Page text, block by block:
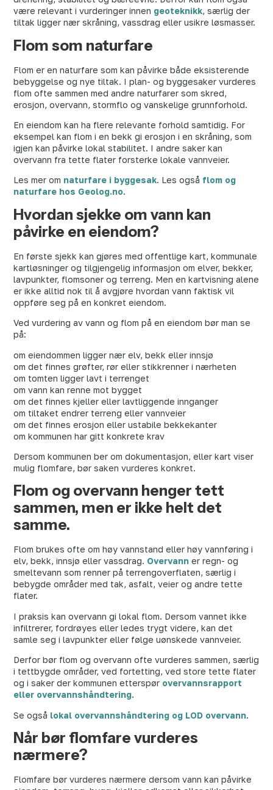
være relevant i vurderinger innen geoteknikk, særlig der
tiltak ligger nær skråning, vassdrag eller usikre løsmasser.
Flom som naturfare
Flom er en naturfare som kan påvirke både eksisterende
bebyggelse og nye tiltak. I plan- og byggesaker vurderes
flom ofte sammen med andre naturfarer som skred,
erosjon, overvann, stormflo og vanskelige grunnforhold.
En eiendom kan ha flere relevante forhold samtidig. For
eksempel kan flom i en bekk gi erosjon i en skråning, som
igjen kan påvirke lokal stabilitet. I andre saker kan
overvann fra tette flater forsterke lokale vannveier.
Les mer om naturfare i byggesak. Les også flom og
naturfare hos Geolog.no.
Hvordan sjekke om vann kan
påvirke en eiendom?
En første sjekk kan gjøres med offentlige kart, kommunale
kartløsninger og tilgjengelig informasjon om elver, bekker,
lavpunkter, flomsoner og terreng. Men en kartvisning alene
er ikke alltid nok til å avgjøre hvordan vann faktisk vil
oppføre seg på en konkret eiendom.
Ved vurdering av vann og flom på en eiendom bør man se
på:
om eiendommen ligger nær elv, bekk eller innsjø
om det finnes grøfter, rør eller stikkrenner i nærheten
om tomten ligger lavt i terrenget
om vann kan renne mot bygget
om det finnes kjeller eller lavtliggende innganger
om tiltaket endrer terreng eller vannveier
om det finnes erosjon eller ustabile bekkekanter
om kommunen har gitt konkrete krav
Dersom kommunen ber om dokumentasjon, eller kart viser
mulig flomfare, bør saken vurderes konkret.
Flom og overvann henger tett
sammen, men er ikke helt det
samme.
Flom brukes ofte om høy vannstand eller høy vannføring i
elv, bekk, innsjø eller vassdrag. Overvann er regn- og
smeltevann som renner på terrengoverflaten, særlig i
bebygde områder med tak, asfalt, veier og andre tette
flater.
I praksis kan overvann gi lokal flom. Dersom vannet ikke
infiltrerer, fordrøyes eller ledes trygt videre, kan det
samle seg i lavpunkter eller følge uønskede vannveier.
Derfor bør flom og overvann ofte vurderes sammen, særlig
i tettbygde områder, ved fortetting, ved store tette flater
og i saker der kommunen etterspør overvannsrapport
eller overvannshåndtering.
Se også lokal overvannshåndtering og LOD overvann.
Når bør flomfare vurderes
nærmere?
Flomfare bør vurderes nærmere dersom vann kan påvirke